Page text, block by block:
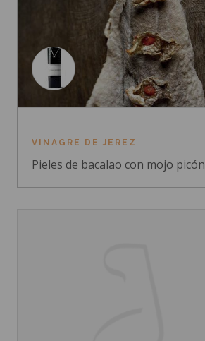
VINAGRE DE JEREZ
Pieles de bacalao con mojo picón